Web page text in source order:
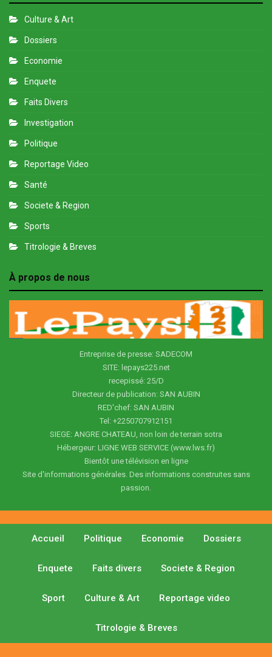
Culture & Art
Dossiers
Economie
Enquete
Faits Divers
Investigation
Politique
Reportage Video
Santé
Societe & Region
Sports
Titrologie & Breves
À propos de nous
Entreprise de presse: SADECOM
SITE: lepays225.net
recepissé: 25/D
Directeur de publication: SAN AUBIN
RED'chef: SAN AUBIN
Tel: +2250707912151
SIEGE: ANGRE CHATEAU, non loin de terrain sotra
Hébergeur: LIGNE WEB SERVICE (www.lws.fr)
Bientôt une télévision en ligne
Site d'informations générales. Des informations construites sans
passion.
Accueil Politique Economie Dossiers
Enquete Faits divers Societe & Region
Sport Culture & Art Reportage video
Titrologie & Breves